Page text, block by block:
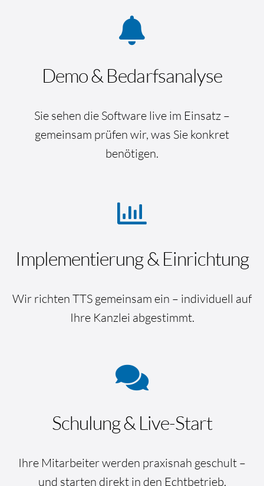
Demo & Bedarfsanalyse
Sie sehen die Software live im Einsatz –
gemeinsam prüfen wir, was Sie konkret
benötigen.
Implementierung & Einrichtung
Wir richten TTS gemeinsam ein – individuell auf
Ihre Kanzlei abgestimmt.
Schulung & Live-Start
Ihre Mitarbeiter werden praxisnah geschult –
und starten direkt in den Echtbetrieb.